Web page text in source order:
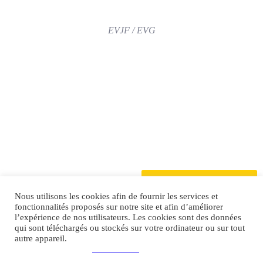
EVJF / EVG
Nous utilisons les cookies afin de fournir les services et
fonctionnalités proposés sur notre site et afin d’améliorer
l’expérience de nos utilisateurs. Les cookies sont des données
qui sont téléchargés ou stockés sur votre ordinateur ou sur tout
autre appareil.